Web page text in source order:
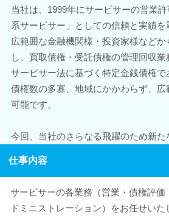
当社は、1999年にサービサーの営業
系サービサー」としての信頼と実績を
広範囲な金融機関様・投資家様などか
し、買取債権・受託債権の管理回収業
サービサー法に基づく特定金銭債権で
債権数の多寡、地域にかかわらず、
可能です。
今回、当社のさらなる飛躍のため新た
仕事内容
サービサーの各業務（営業・債権評価
ドミニストレーション）をお任せい